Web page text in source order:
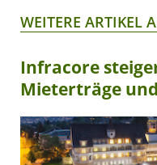
WEITERE ARTIKEL
Infracore
Mieterträge